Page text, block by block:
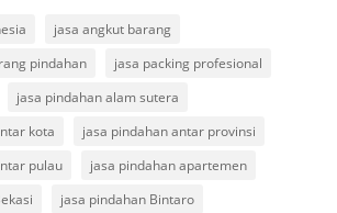
jasa angkut barang
pindahan
jasa packing profesional
jasa pindahan alam sutera
kota
jasa pindahan antar provinsi
pulau
jasa pindahan apartemen
jasa pindahan Bintaro